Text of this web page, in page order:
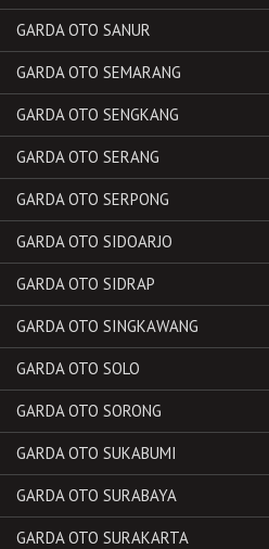
GARDA OTO SANUR
GARDA OTO SEMARANG
GARDA OTO SENGKANG
GARDA OTO SERANG
GARDA OTO SERPONG
GARDA OTO SIDOARJO
GARDA OTO SIDRAP
GARDA OTO SINGKAWANG
GARDA OTO SOLO
GARDA OTO SORONG
GARDA OTO SUKABUMI
GARDA OTO SURABAYA
GARDA OTO SURAKARTA